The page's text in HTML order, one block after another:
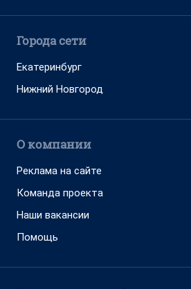
Города сети
Екатеринбург
Нижний Новгород
О компании
Реклама на сайте
Команда проекта
Наши вакансии
Помощь